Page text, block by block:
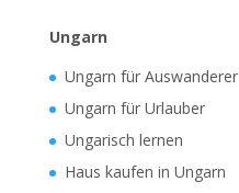
Ungarn
Ungarn für Auswanderer
Ungarn für Urlauber
Ungarisch lernen
Haus kaufen in Ungarn